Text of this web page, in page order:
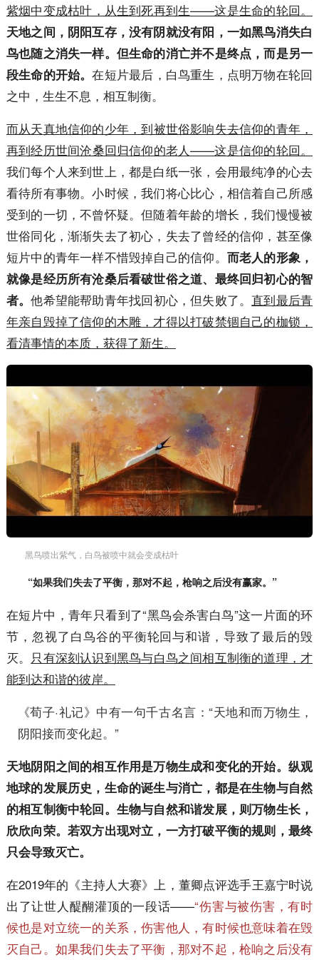
紫烟中变成枯叶，从生到死再到生——这是生命的轮回。
天地之间，阴阳互存，没有阴就没有阳，一如黑鸟消失白
鸟也随之消失一样。但生命的消亡并不是终点，而是另一
段生命的开始。在短片最后，白鸟重生，点明万物在轮回
之中，生生不息，相互制衡。
而从天真地信仰的少年，到被世俗影响失去信仰的青年，
再到经历世间沧桑回归信仰的老人——这是信仰的轮回。
我们每个人来到世上，都是白纸一张，会用最纯净的心去
看待所有事物。小时候，我们将心比心，相信着自己所感
受到的一切，不曾怀疑。但随着年龄的增长，我们慢慢被
世俗同化，渐渐失去了初心，失去了曾经的信仰，甚至像
短片中的青年一样不惜毁掉自己的信仰。 而老人的形象，
就像是经历所有沧桑后看破世俗之道、最终回归初心的智
者。他希望能帮助青年找回初心，但失败了。 直到最后青
年亲自毁掉了信仰的木雕，才得以打破禁锢自己的枷锁，
看清事情的本质，获得了新生。
黑鸟喷出紫气，白鸟被喷中就会变成枯叶
“如果我们失去了平衡，那对不起，枪响之后没有赢家。”
在短片中，青年只看到了“黑鸟会杀害白鸟”这一片面的环
节，忽视了白鸟谷的平衡轮回与和谐，导致了最后的毁
灭。 只有深刻认识到黑鸟与白鸟之间相互制衡的道理，才
能到达和谐的彼岸。
《荀子·礼记》中有一句千古名言：“天地和而万物生，
阴阳接而变化起。”
天地阴阳之间的相互作用是万物生成和变化的开始。纵观
地球的发展历史，生命的诞生与消亡，都是在生物与自然
的相互制衡中轮回。生物与自然和谐发展，则万物生长，
欣欣向荣。若双方出现对立，一方打破平衡的规则，最终
只会导致灭亡。
在2019年的《主持人大赛》上，董卿点评选手王嘉宁时说
出了让世人醍醐灌顶的一段话——“伤害与被伤害，有时
候也是对立统一的关系，伤害他人，有时候也意味着在毁
灭自己。如果我们失去了平衡，那对不起，枪响之后没有